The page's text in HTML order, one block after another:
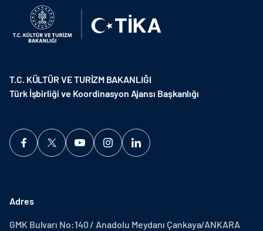
T.C. KÜLTÜR VE TURİZM BAKANLIĞI
Türk İşbirliği ve Koordinasyon Ajansı Başkanlığı
Adres
GMK Bulvarı No:140 / Anadolu Meydanı Çankaya/ANKARA